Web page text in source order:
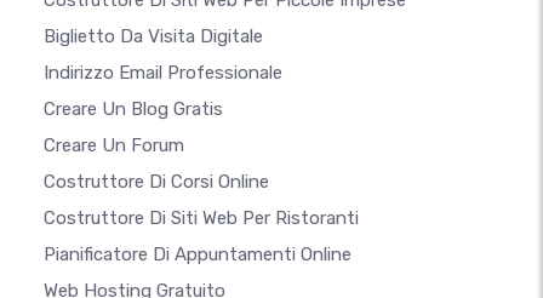
Biglietto Da Visita Digitale
Indirizzo Email Professionale
Creare Un Blog Gratis
Creare Un Forum
Costruttore Di Corsi Online
Costruttore Di Siti Web Per Ristoranti
Pianificatore Di Appuntamenti Online
Web Hosting Gratuito